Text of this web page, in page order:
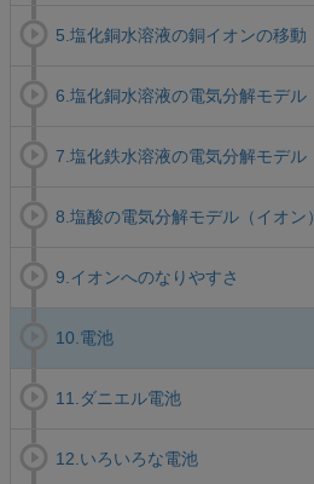
5.塩化銅水溶液の銅イオンの移動
6.塩化銅水溶液の電気分解モデル
7.塩化鉄水溶液の電気分解モデル
8.塩酸の電気分解モデル（イオン）
9.イオンへのなりやすさ
10.電池
11.ダニエル電池
12.いろいろな電池